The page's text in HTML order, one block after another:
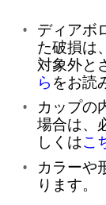
ディアボ
た破損は、
対象外と
ら をお読
カップの
場合は、
しくはこ
カラーや
ります。